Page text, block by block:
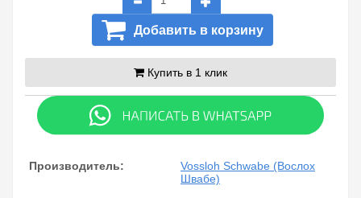
Добавить в корзину
Купить в 1 клик
Производитель:
Vossloh Schwabe (Вослох
Швабе)